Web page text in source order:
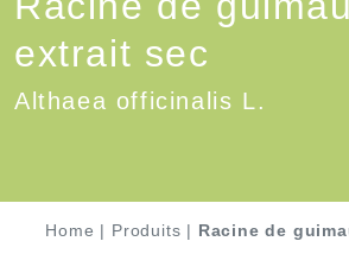
extrait sec
Althaea officinalis L.
Home | Produits | Racine de